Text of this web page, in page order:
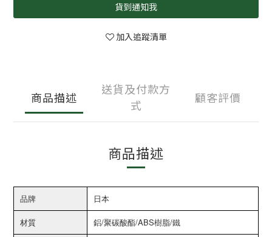
貨到通知我
加入追蹤清單
商品描述
送貨及付款方
式
顧客評價
商品描述
品牌 日本
材質 鋁/聚碳酸酯/ABS樹脂/鐵